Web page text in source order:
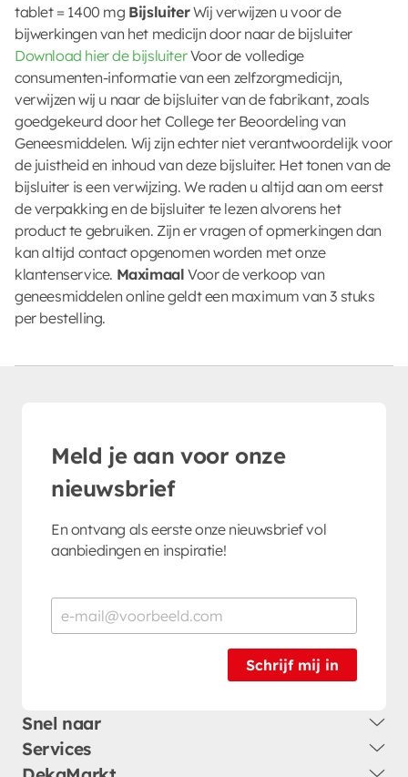
tablet = 1400 mg BijsluiterWij verwijzen u voor de
bijwerkingen van het medicijn door naar de bijsluiter
Download hier de bijsluiterVoor de volledige
consumenten-informatie van een zelfzorgmedicijn,
verwijzen wij u naar de bijsluiter van de fabrikant, zoals
goedgekeurd door het College ter Beoordeling van
Geneesmiddelen. Wij zijn echter niet verantwoordelijk voor
de juistheid en inhoud van deze bijsluiter. Het tonen van de
bijsluiter is een verwijzing. We raden u altijd aan om eerst
de verpakking en de bijsluiter te lezen alvorens het
product te gebruiken. Zijn er vragen of opmerkingen dan
kan altijd contact opgenomen worden met onze
klantenservice. Maximaal Voor de verkoop van
geneesmiddelen online geldt een maximum van 3 stuks
per bestelling.
Meld je aan voor onze
nieuwsbrief
En ontvang als eerste onze nieuwsbrief vol
aanbiedingen en inspiratie!
Schrijf mij in
Snel naar
Services